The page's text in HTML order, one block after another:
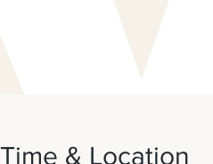
Time & Location